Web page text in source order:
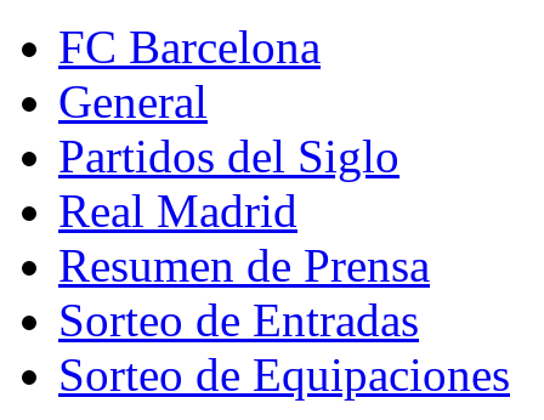
FC Barcelona
General
Partidos del Siglo
Real Madrid
Resumen de Prensa
Sorteo de Entradas
Sorteo de Equipaciones